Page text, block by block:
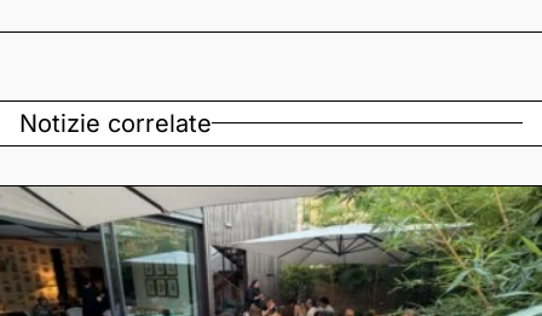
Notizie correlate